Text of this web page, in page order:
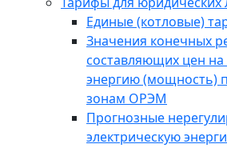
Единые (котловые)
Значения конечных
составляющих цен на
энергию (мощность)
зонам ОРЭМ
Прогнозные
электрическую